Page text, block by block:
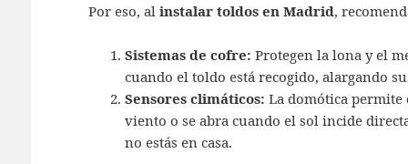
Por eso, al instalar toldos en Madrid,
Sistemas de cofre: Protegen la lona y el
cuando el toldo está recogido, alargando
Sensores climáticos: La domótica permite
viento o se abra cuando el sol incide
no estás en casa.